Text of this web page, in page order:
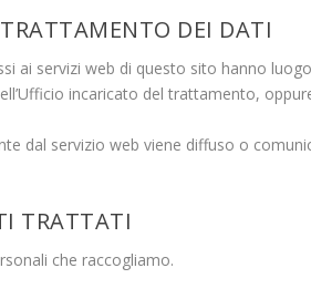
DEI DATI
ai servizi web di questo sito hanno
incaricato del trattamento,
dal servizio web viene diffuso o
TRATTATI
che raccogliamo.